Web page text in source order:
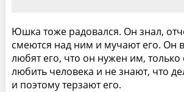
Юшка тоже радовался. Он знал,
смеются над ним и мучают его. Он
любят его, что он нужен им,
любить человека и не знают, что
и поэтому терзают его.